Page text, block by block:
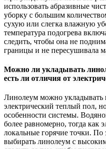
использовать абразивные
уборку с большим
сухую или слегка влажную
температура подогрева
следить, чтобы она не
границы и не пересушивала
Можно ли укладывать
есть ли отличия от
Линолеум можно укладывать
электрический теплый пол,
особенности системы.
более равномерно, тогда как
локальные горячие точки.
выбирать линолеум с